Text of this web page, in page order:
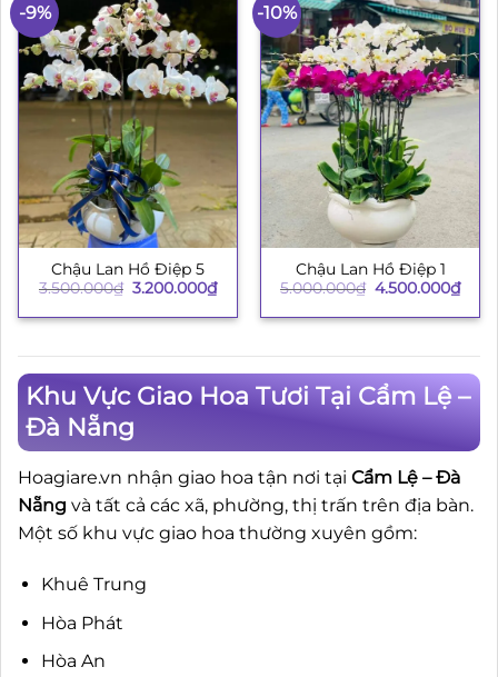
-9%
Chậu Lan Hồ Điệp 5
3.500.000₫ Giá
là:
3.200.000₫Giá
hiện
tại
-10%
Chậu Lan Hồ Điệp 1
5.000.000₫ Giá
là:
4.500.000₫Giá
hiện
tại
Khu Vực Giao Hoa Tươi Tại Cẩm Lệ –
Đà Nẵng
Hoagiare.vn nhận giao hoa tận nơi tại Cẩm Lệ – Đà
Nẵng và tất cả các xã, phường, thị trấn trên địa bàn.
Một số khu vực giao hoa thường xuyên gồm:
Khuê Trung
Hòa Phát
Hòa An